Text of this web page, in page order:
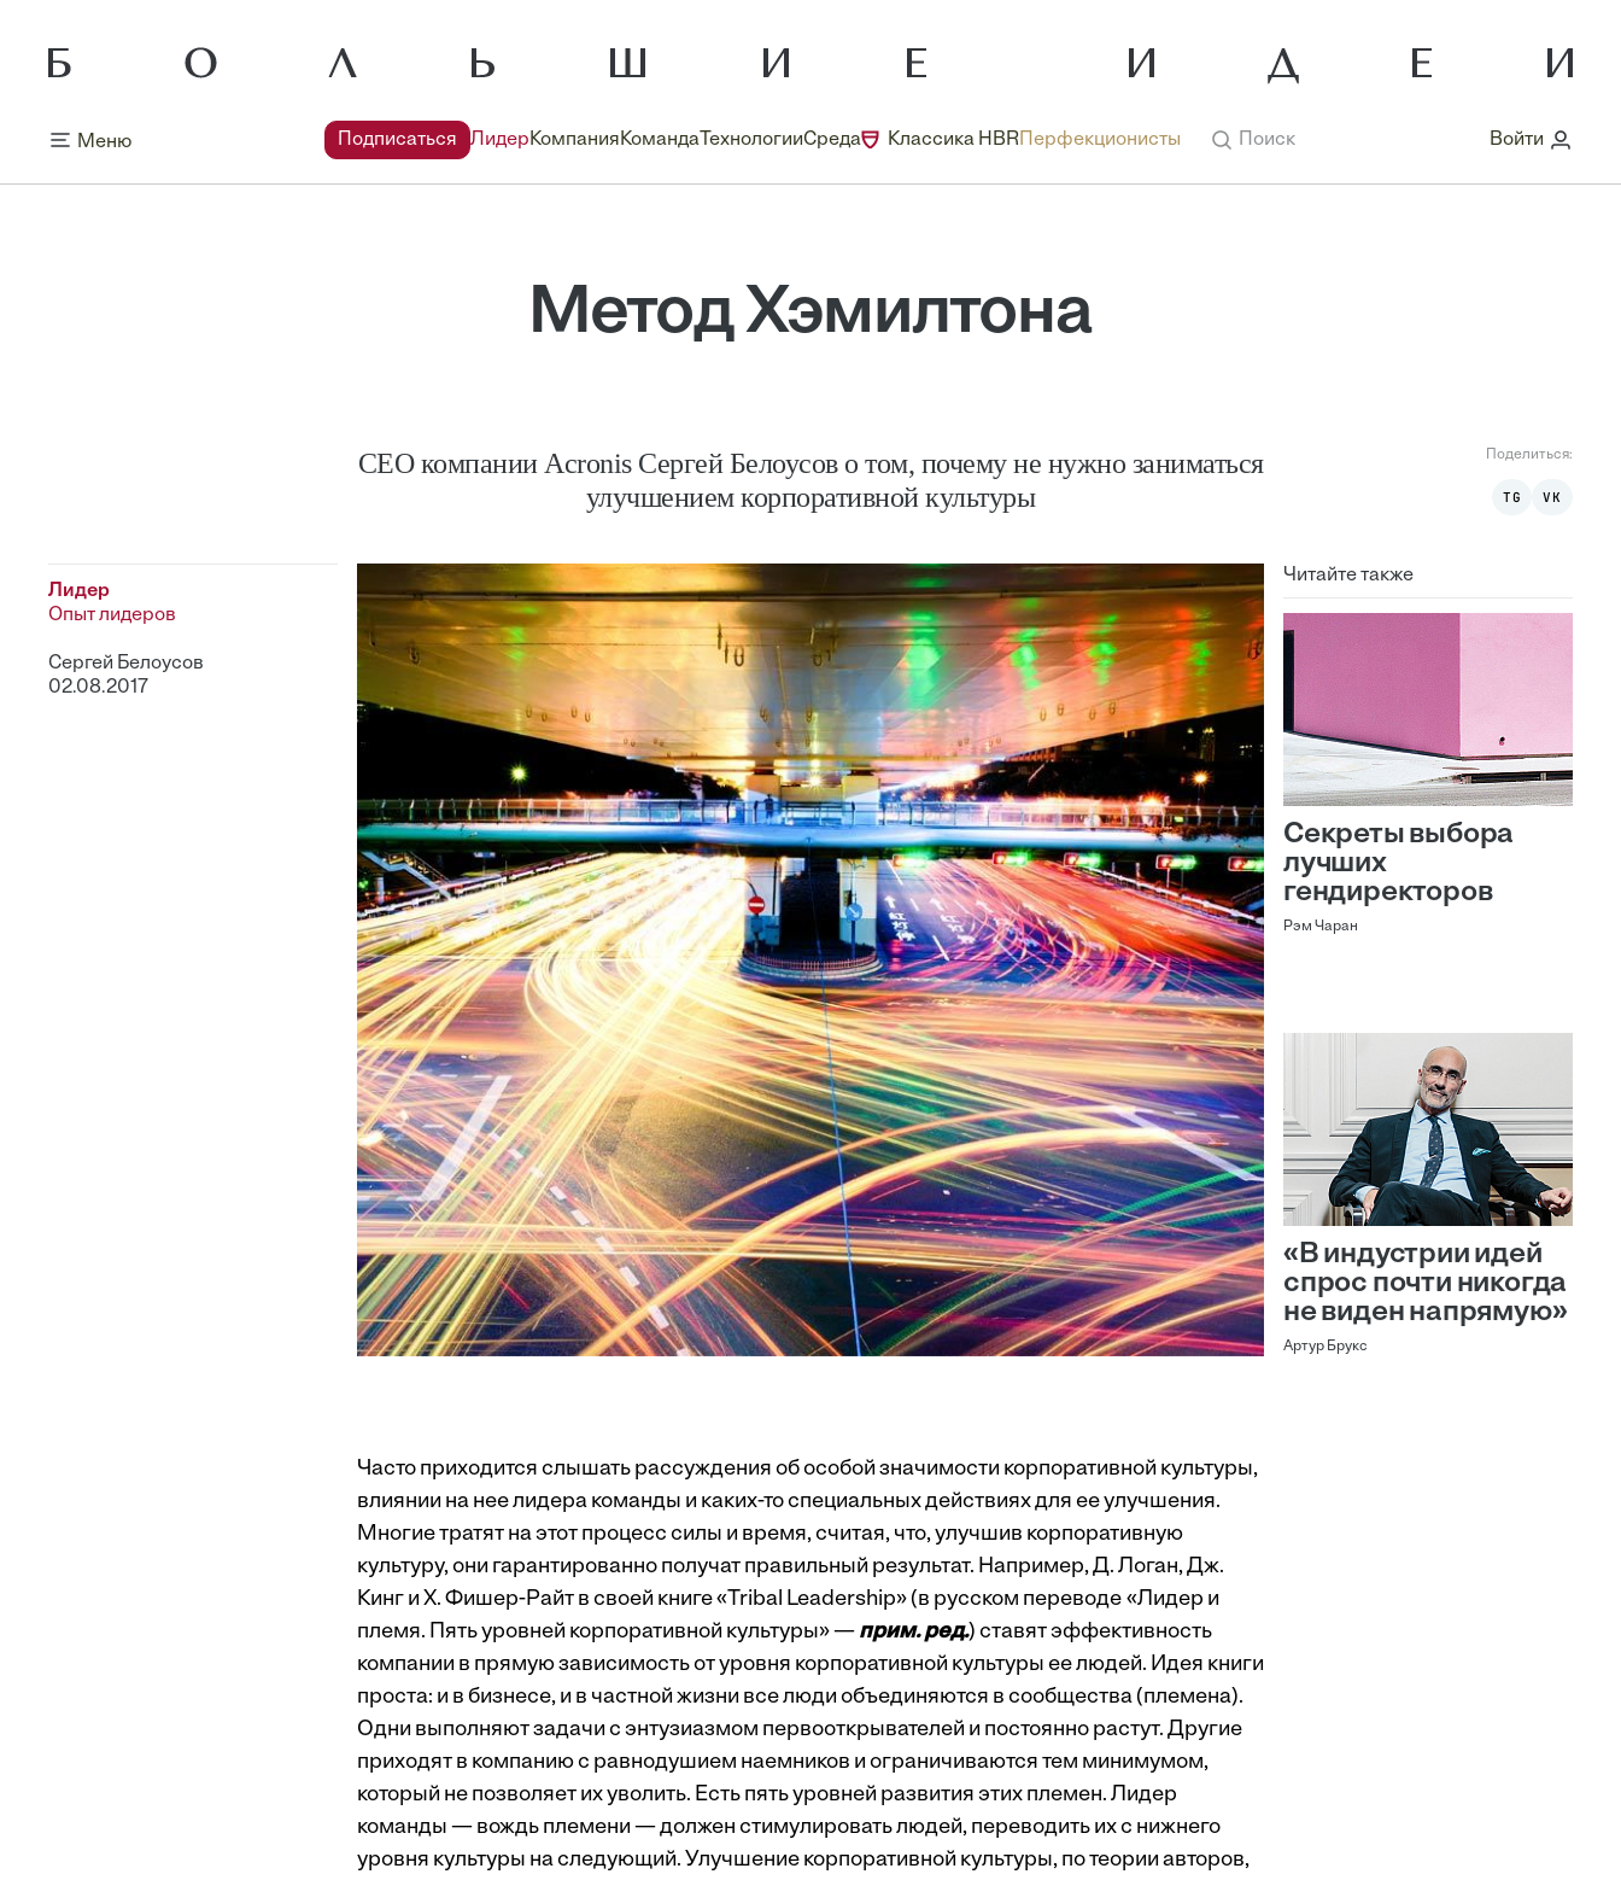
Меню Подписаться ЛидерКомпанияКоманда ТехнологииСреда Классика HBR Перфекционисты Поиск Войти
Метод Хэмилтона
CEO компании Acronis Сергей Белоусов о том, почему не нужно заниматься
улучшением корпоративной культуры
Поделиться:
TG VK
Лидер
Опыт лидеров
Сергей Белоусов
02.08.2017
Читайте также
Секреты выбора
лучших
гендиректоров
Рэм Чаран
«В индустрии идей
спрос почти никогда
не виден напрямую»
Артур Брукс
Часто приходится слышать рассуждения об особой значимости корпоративной культуры,
влиянии на нее лидера команды и каких-то специальных действиях для ее улучшения.
Многие тратят на этот процесс силы и время, считая, что, улучшив корпоративную
культуру, они гарантированно получат правильный результат. Например, Д. Логан, Дж.
Кинг и Х. Фишер-Райт в своей книге «Tribal Leadership» (в русском переводе «Лидер и
племя. Пять уровней корпоративной культуры»— прим. ред.) ставят эффективность
компании в прямую зависимость от уровня корпоративной культуры ее людей. Идея книги
проста: и в бизнесе, и в частной жизни все люди объединяются в сообщества (племена).
Одни выполняют задачи с энтузиазмом первооткрывателей и постоянно растут. Другие
приходят в компанию с равнодушием наемников и ограничиваются тем минимумом,
который не позволяет их уволить. Есть пять уровней развития этих племен. Лидер
команды — вождь племени — должен стимулировать людей, переводить их с нижнего
уровня культуры на следующий. Улучшение корпоративной культуры, по теории авторов,